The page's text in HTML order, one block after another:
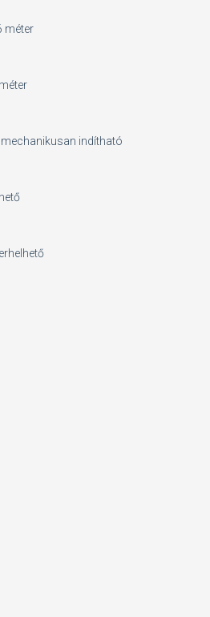
méter
indítható